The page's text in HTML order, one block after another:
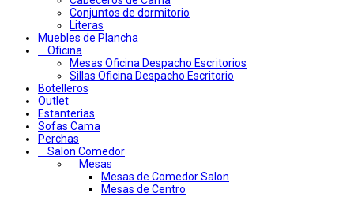
Conjuntos de dormitorio
Literas
Muebles de Plancha
Oficina
Mesas Oficina Despacho Escritorios
Sillas Oficina Despacho Escritorio
Botelleros
Outlet
Estanterias
Sofas Cama
Perchas
Salon Comedor
Mesas
Mesas de Comedor Salon
Mesas de Centro